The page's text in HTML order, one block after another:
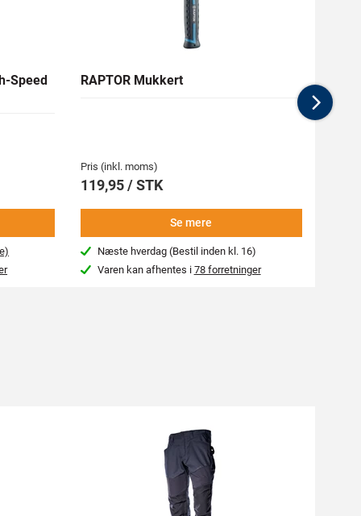
Speed
RAPTOR Mukkert
Pris (inkl. moms)
119,95 / STK
Se mere
Næste hverdag (Bestil inden kl. 16)
Varen kan afhentes i 78 forretninger